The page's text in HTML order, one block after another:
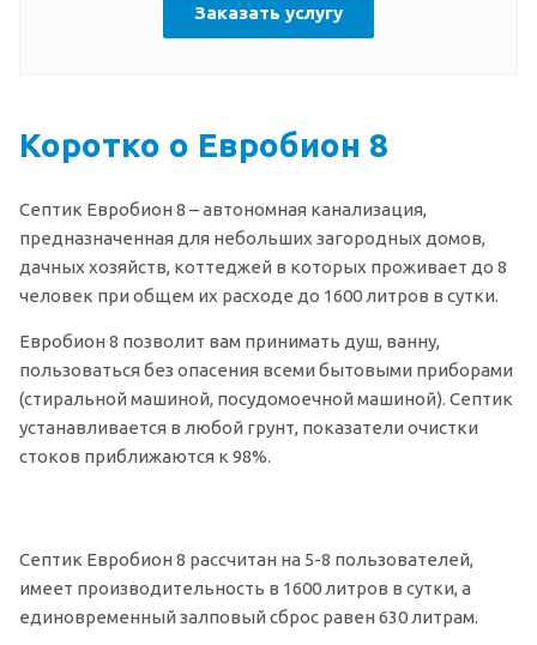
Заказать услугу
Коротко о Евробион 8
Септик Евробион 8 – автономная канализация,
предназначенная для небольших загородных домов,
дачных хозяйств, коттеджей в которых проживает до 8
человек при общем их расходе до 1600 литров в сутки.
Евробион 8 позволит вам принимать душ, ванну,
пользоваться без опасения всеми бытовыми приборами
(стиральной машиной, посудомоечной машиной). Септик
устанавливается в любой грунт, показатели очистки
стоков приближаются к 98%.
Септик Евробион 8 рассчитан на 5-8 пользователей,
имеет производительность в 1600 литров в сутки, а
единовременный залповый сброс равен 630 литрам.